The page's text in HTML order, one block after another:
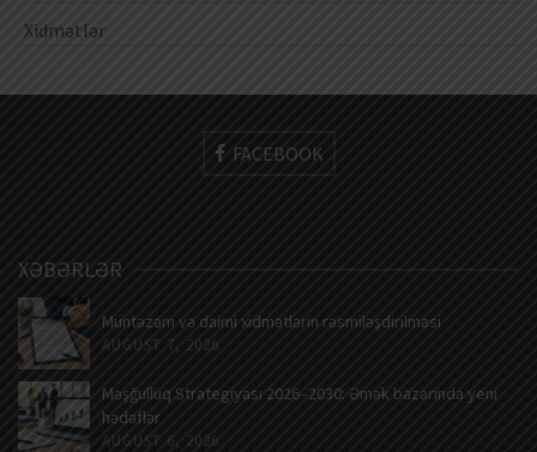
Xidmətlər
FACEBOOK
XƏBƏRLƏR
Müntəzəm və daimi xidmətlərin rəsmiləşdirilməsi
AUGUST 7, 2026
Məşğulluq Strategiyası 2026–2030: Əmək bazarında yeni
hədəflər
AUGUST 6, 2026